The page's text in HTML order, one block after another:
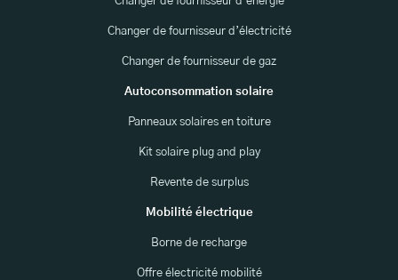
Changer de fournisseur d’électricité
Changer de fournisseur de gaz
Autoconsommation solaire
Panneaux solaires en toiture
Kit solaire plug and play
Revente de surplus
Mobilité électrique
Borne de recharge
Offre électricité mobilité